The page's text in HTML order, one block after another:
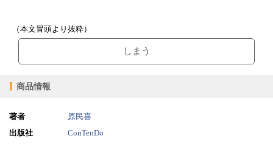
（本文冒頭より抜粋）
しまう
商品情報
著者
原民喜
出版社
ConTenDo